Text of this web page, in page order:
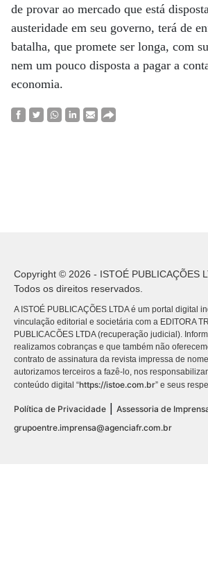
de provar ao mercado que está
austeridade em seu governo, terá de
batalha, que promete ser longa, com
nem um pouco disposta a pagar a
economia.
Copyright © 2026 - ISTOÉ PUBLICAÇÕES
Todos os direitos reservados.
A ISTOÉ PUBLICAÇÕES LTDA é um portal digital
vinculação editorial e societária com a EDITORA
PUBLICACÕES LTDA (recuperação judicial).
realizamos cobranças e que também não
contrato de assinatura da revista impressa de
autorizamos terceiros a fazê-lo, nos
conteúdo digital “https://istoe.com.br” e seus
Política de Privacidade
Assessoria de
grupoentre.imprensa@agenciafr.com.br